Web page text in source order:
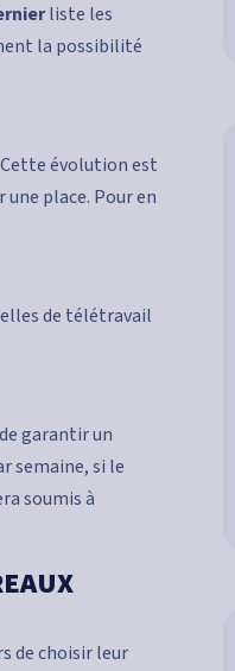
liste les
la possibilité
évolution est
place. Pour en
de télétravail
garantir un
semaine, si le
soumis à
de choisir leur